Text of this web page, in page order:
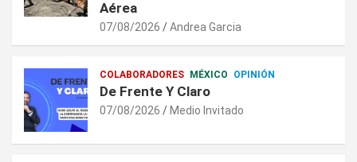
Aérea
07/08/2026 Andrea Garcia
COLABORADORES MÉXICO OPINIÓN
De Frente Y Claro
07/08/2026 Medio Invitado